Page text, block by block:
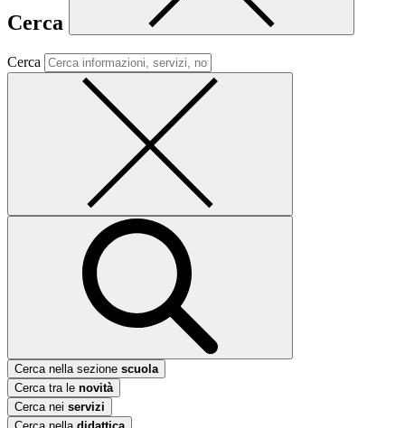
Cerca
Cerca
Cerca nella sezione scuola
Cerca tra le novità
Cerca nei servizi